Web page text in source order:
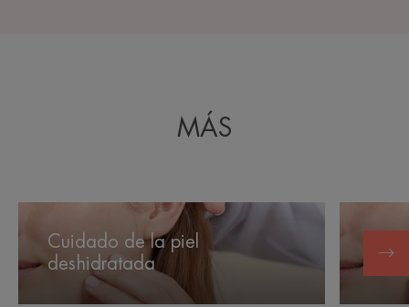
MÁS
piel
deshidratada
Cuidado de la piel
deshidratada
cuerpo